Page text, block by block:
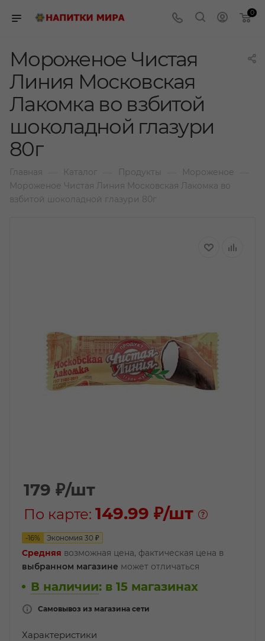
0
Мороженое Чистая
Линия Московская
Лакомка во взбитой
шоколадной глазури
80г
Главная Каталог Продукты Мороженое
Мороженое Чистая Линия Московская Лакомка во
взбитой шоколадной глазури 80г
179 ₽/шт
По карте: 149.99 ₽/шт
-16% Экономия 30 ₽
Средняя возможная цена, фактическая цена в
выбранном магазине может отличаться
В наличии: в 15 магазинах
Самовывоз из магазина сети
Характеристики